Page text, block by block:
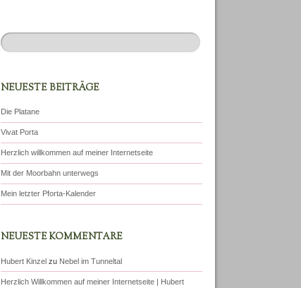
NEUESTE BEITRÄGE
Die Platane
Vivat Porta
Herzlich willkommen auf meiner Internetseite
Mit der Moorbahn unterwegs
Mein letzter Pforta-Kalender
NEUESTE KOMMENTARE
Hubert Kinzel zu Nebel im Tunneltal
Herzlich Willkommen auf meiner Internetseite | Hubert